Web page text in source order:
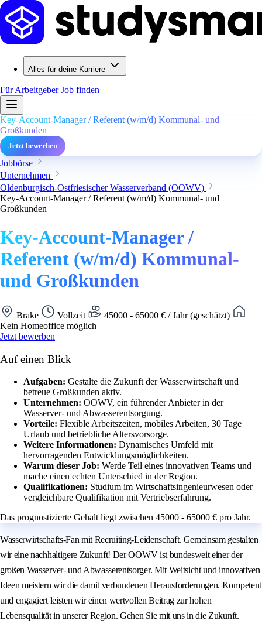
Alles für deine Karriere
Für ArbeitgeberJob finden
Key-Account-Manager / Referent (w/m/d) Kommunal- und
Großkunden
Jetzt bewerben
Jobbörse
Unternehmen
Oldenburgisch-Ostfriesischer Wasserverband (OOWV)
Key-Account-Manager / Referent (w/m/d) Kommunal- und
Großkunden
Key-Account-Manager /
Referent (w/m/d) Kommunal-
und Großkunden
Brake Vollzeit
45000 - 65000 € / Jahr (geschätzt)
Kein Homeoffice möglich
Jetzt bewerben
Auf einen Blick
Aufgaben: Gestalte die Zukunft der Wasserwirtschaft und
betreue Großkunden aktiv.
Unternehmen: OOWV, ein führender Anbieter in der
Wasserver- und Abwasserentsorgung.
Vorteile: Flexible Arbeitszeiten, mobiles Arbeiten, 30 Tage
Urlaub und betriebliche Altersvorsorge.
Weitere Informationen: Dynamisches Umfeld mit
hervorragenden Entwicklungsmöglichkeiten.
Warum dieser Job: Werde Teil eines innovativen Teams und
mache einen echten Unterschied in der Region.
Qualifikationen: Studium im Wirtschaftsingenieurwesen oder
vergleichbare Qualifikation mit Vertriebserfahrung.
Das prognostizierte Gehalt liegt zwischen 45000 - 65000 € pro Jahr.
Wasserwirtschafts-Fan mit Recruiting-Leidenschaft. Gemeinsam gestalten
wir eine nachhaltigere Zukunft! Der OOWV ist bundesweit einer der
großen Wasserver- und Abwasserentsorger. Mit Weitsicht und innovativen
Ideen meistern wir die damit verbundenen Herausforderungen. Kompetent
und engagiert leisten wir einen wertvollen Beitrag zur hohen
Lebensqualität in unserer Region. Gehen Sie mit uns in die Zukunft.